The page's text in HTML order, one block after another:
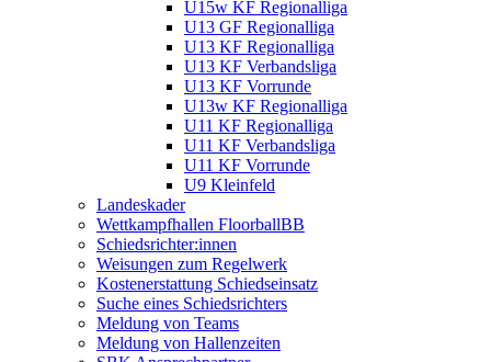
U15w KF Regionalliga
U13 GF Regionalliga
U13 KF Regionalliga
U13 KF Verbandsliga
U13 KF Vorrunde
U13w KF Regionalliga
U11 KF Regionalliga
U11 KF Verbandsliga
U11 KF Vorrunde
U9 Kleinfeld
Landeskader
Wettkampfhallen FloorballBB
Schiedsrichter:innen
Weisungen zum Regelwerk
Kostenerstattung Schiedseinsatz
Suche eines Schiedsrichters
Meldung von Teams
Meldung von Hallenzeiten